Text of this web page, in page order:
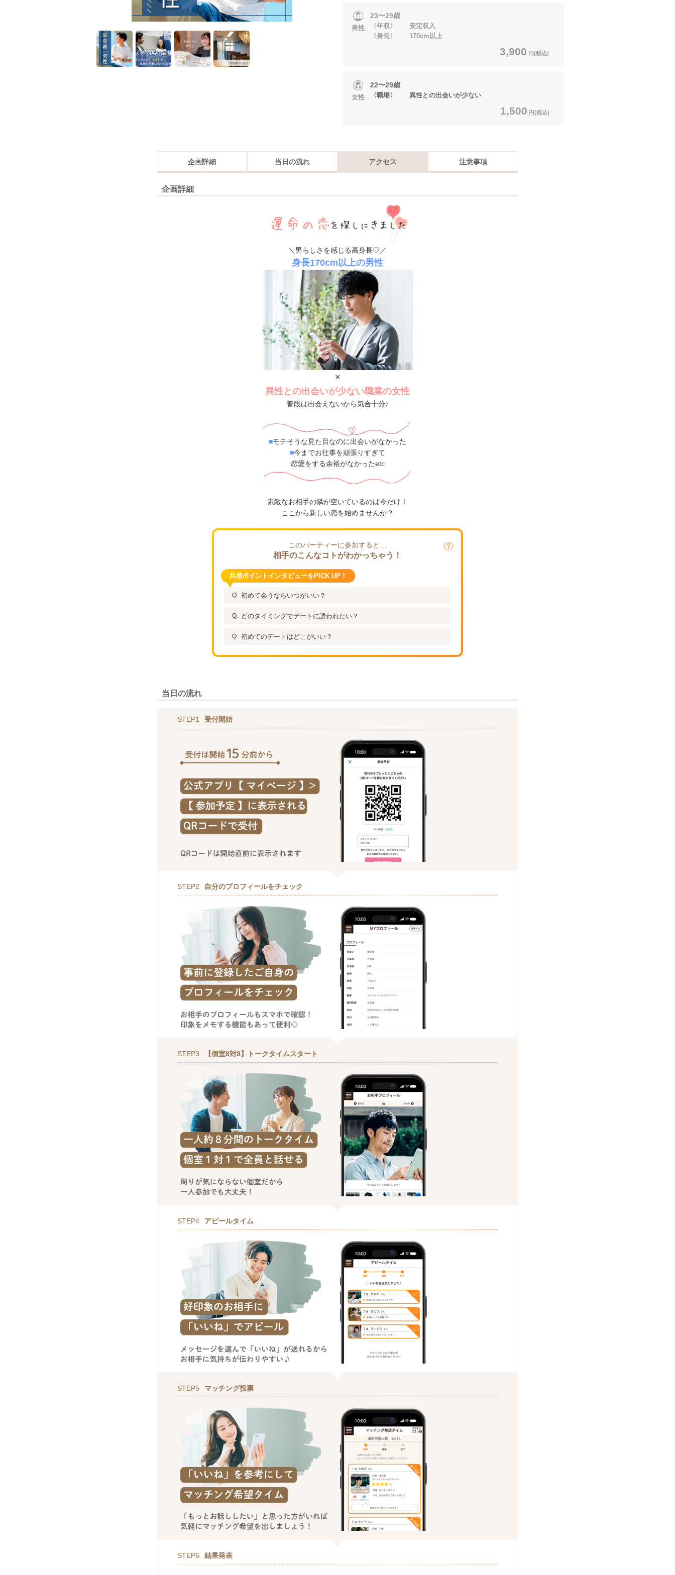
男性
23〜29歳
〈年収〉 安定収入
〈身長〉 170cm以上
3,900 円(税込)
女性
22〜29歳
〈職場〉 異性との出会いが少ない
1,500 円(税込)
企画詳細 当日の流れ アクセス 注意事項
企画詳細
＼男らしさを感じる高身長♡／
身長170cm以上の男性
×
異性との出会いが少ない職業の女性
普段は出会えないから気合十分♪
■モテそうな見た目なのに出会いがなかった
■今までお仕事を頑張りすぎて
恋愛をする余裕がなかったetc
素敵なお相手の隣が空いているのは今だけ！
ここから新しい恋を始めませんか？
このパーティーに参加すると…
相手のこんなコトがわかっちゃう！
共感ポイントインタビューをPICK UP！
初めて会うならいつがいい？
どのタイミングでデートに誘われたい？
初めてのデートはどこがいい？
当日の流れ
STEP1 受付開始
STEP2 自分のプロフィールをチェック
STEP3 【個室8対8】トークタイムスタート
STEP4 アピールタイム
STEP5 マッチング投票
STEP6 結果発表